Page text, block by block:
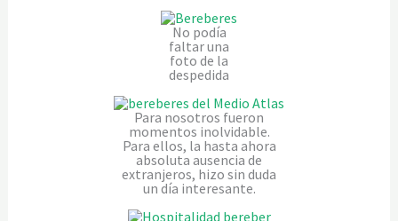
No podía
faltar una
foto de la
despedida
Para nosotros fueron
momentos inolvidable.
Para ellos, la hasta ahora
absoluta ausencia de
extranjeros, hizo sin duda
un día interesante.